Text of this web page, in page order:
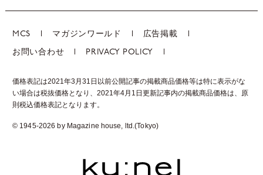
MCS マガジンワールド 広告掲載
お問い合わせ PRIVACY POLICY
価格表記は2021年3月31日以前公開記事の掲載商品価格等は特に表示がな
い場合は税抜価格となり、2021年4月1日更新記事内の掲載商品価格は、 原
則税込価格表記となります。
© 1945-2026 by Magazine house, ltd.(Tokyo)